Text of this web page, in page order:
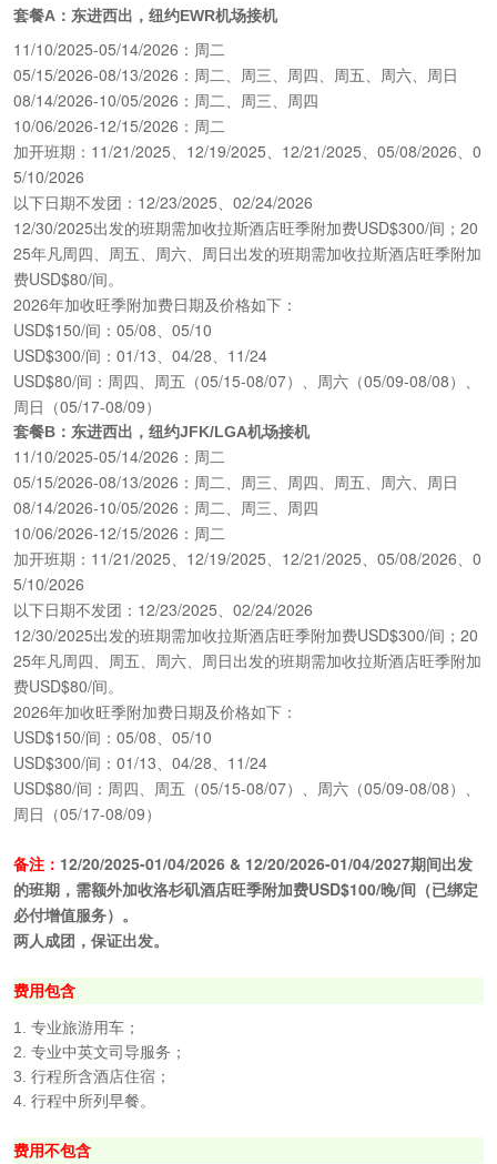
套餐A： 东进西出，纽约EWR机场接机
11/10/2025-05/14/2026：周二
05/15/2026-08/13/2026：周二、周三、周四、周五、周六、周日
08/14/2026-10/05/2026：周二、周三、周四
10/06/2026-12/15/2026：周二
加开班期：11/21/2025、12/19/2025、12/21/2025、05/08/2026、0
5/10/2026
以下日期不发团：12/23/2025、02/24/2026
12/30/2025出发的班期需加收拉斯酒店旺季附加费USD$300/间；20
25年凡周四、周五、周六、周日出发的班期需加收拉斯酒店旺季附加
费USD$80/间。
2026年加收旺季附加费日期及价格如下：
USD$150/间：05/08、05/10
USD$300/间：01/13、04/28、11/24
USD$80/间：周四、周五（05/15-08/07）、周六（05/09-08/08）、
周日（05/17-08/09）
套餐B：东进西出，纽约JFK/LGA机场接机
11/10/2025-05/14/2026：周二
05/15/2026-08/13/2026：周二、周三、周四、周五、周六、周日
08/14/2026-10/05/2026：周二、周三、周四
10/06/2026-12/15/2026：周二
加开班期：11/21/2025、12/19/2025、12/21/2025、05/08/2026、0
5/10/2026
以下日期不发团：12/23/2025、02/24/2026
12/30/2025出发的班期需加收拉斯酒店旺季附加费USD$300/间；20
25年凡周四、周五、周六、周日出发的班期需加收拉斯酒店旺季附加
费USD$80/间。
2026年加收旺季附加费日期及价格如下：
USD$150/间：05/08、05/10
USD$300/间：01/13、04/28、11/24
USD$80/间：周四、周五（05/15-08/07）、周六（05/09-08/08）、
周日（05/17-08/09）
备注： 12/20/2025-01/04/2026 & 12/20/2026-01/04/2027期间出发
的班期，需额外加收洛杉矶酒店旺季附加费USD$100/晚/间（已绑定
必付增值服务）。
两人成团，保证出发。
费用包含
1. 专业旅游用车；
2. 专业中英文司导服务；
3. 行程所含酒店住宿；
4. 行程中所列早餐。
费用不包含